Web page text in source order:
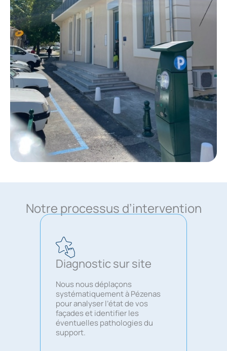
Notre processus d’intervention
Diagnostic sur site
Nous nous déplaçons
systématiquement à Pézenas
pour analyser l’état de vos
façades et identifier les
éventuelles pathologies du
support.